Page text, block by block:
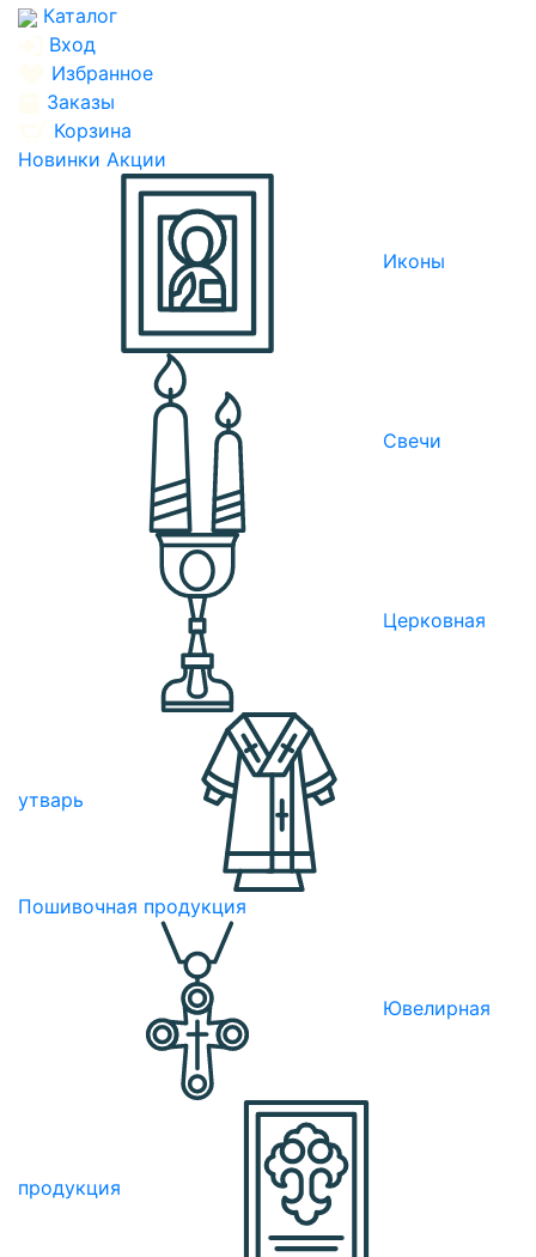
Каталог
Вход
Избранное
Заказы
Корзина
Новинки Акции
Иконы
Свечи
Церковная
утварь
Пошивочная продукция
Ювелирная
продукция